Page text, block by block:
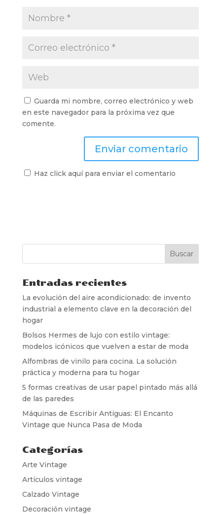
Guarda mi nombre, correo electrónico y web
en este navegador para la próxima vez que
comente.
Haz click aquí para enviar el comentario
Entradas recientes
La evolución del aire acondicionado: de invento
industrial a elemento clave en la decoración del
hogar
Bolsos Hermes de lujo con estilo vintage:
modelos icónicos que vuelven a estar de moda
Alfombras de vinilo para cocina. La solución
práctica y moderna para tu hogar
5 formas creativas de usar papel pintado más allá
de las paredes
Máquinas de Escribir Antiguas: El Encanto
Vintage que Nunca Pasa de Moda
Categorías
Arte Vintage
Artículos vintage
Calzado Vintage
Decoración vintage